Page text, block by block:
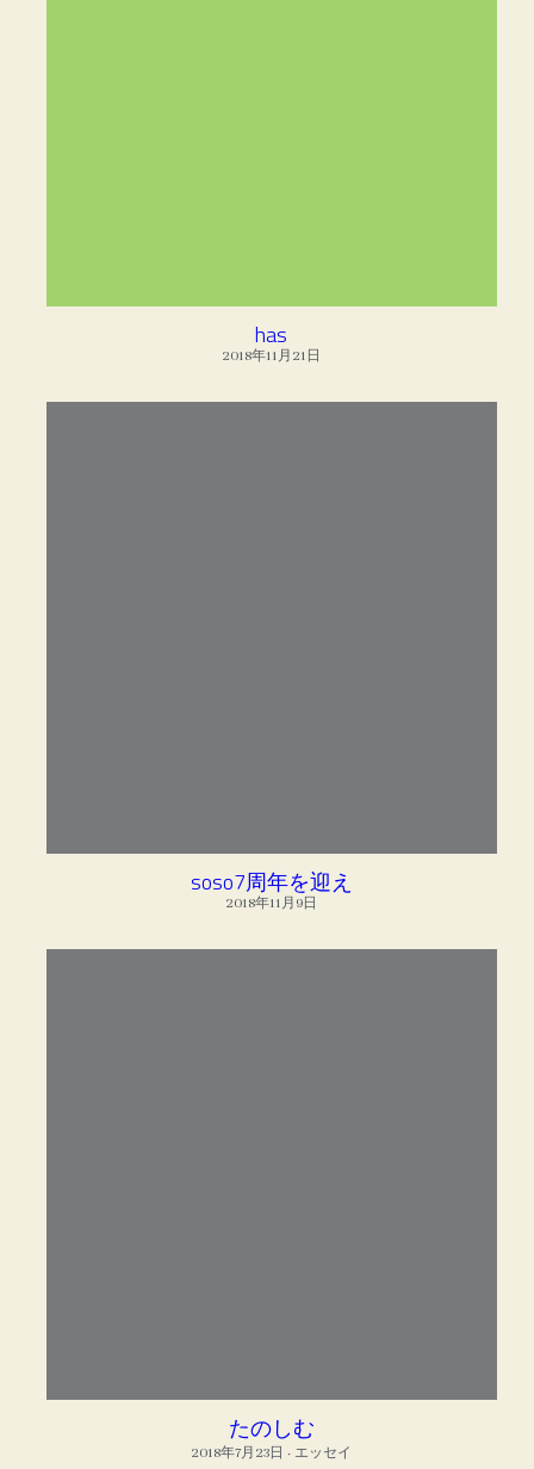
has
2018年11月21日
soso7周年を迎え
2018年11月9日
たのしむ
2018年7月23日 · エッセイ